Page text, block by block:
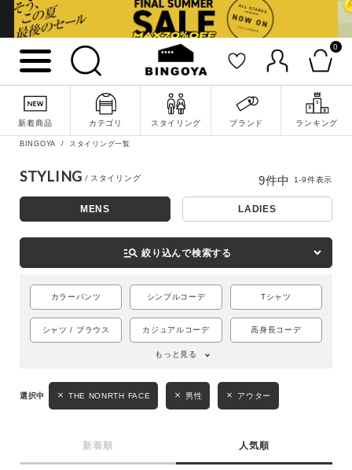
0
新着商品 カテゴリ スタイリング ブランド ランキング
BINGOYA スタイリング一覧
STYLING
MENS LADIES
manage_search 絞り込んで検索する
カラーパンツ シンプルコーデ Tシャツ
シャツ / ブラウス カジュアルコーデ 高身長コーデ
もっと見る
THE NONRTH FACE 男性 アウター
新着順 人気順
9件中 1-9件表示